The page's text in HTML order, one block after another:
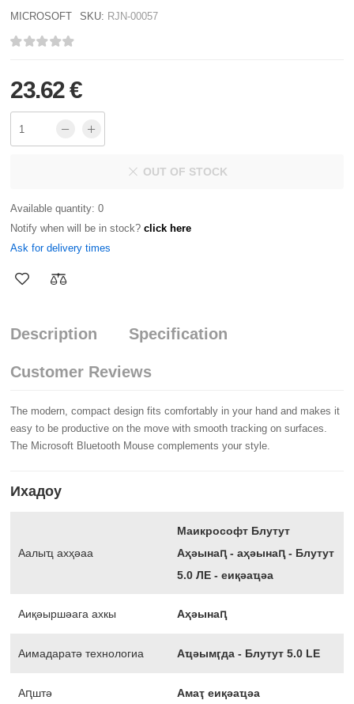
MICROSOFT SKU: RJN-00057
23.62 €
OUT OF STOCK
Available quantity: 0
Notify when will be in stock? click here
Ask for delivery times
Description Specification
Customer Reviews
The modern, compact design fits comfortably in your hand and makes it
easy to be productive on the move with smooth tracking on surfaces.
The Microsoft Bluetooth Mouse complements your style.
Ихадоу
Аалыҵ ахҳәаа
Маикрософт Блутут
Аҳәынаԥ - аҳәынаԥ - Блутут
5.0 ЛЕ - еиқәаҵәа
Аиқәыршәага ахкы Аҳәынаԥ
Аимадаратә технологиа Аҵәымӷда - Блутут 5.0 LE
Аԥштә Амаҭ еиқәаҵәа